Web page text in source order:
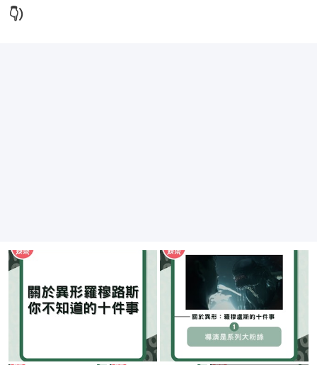
👇）